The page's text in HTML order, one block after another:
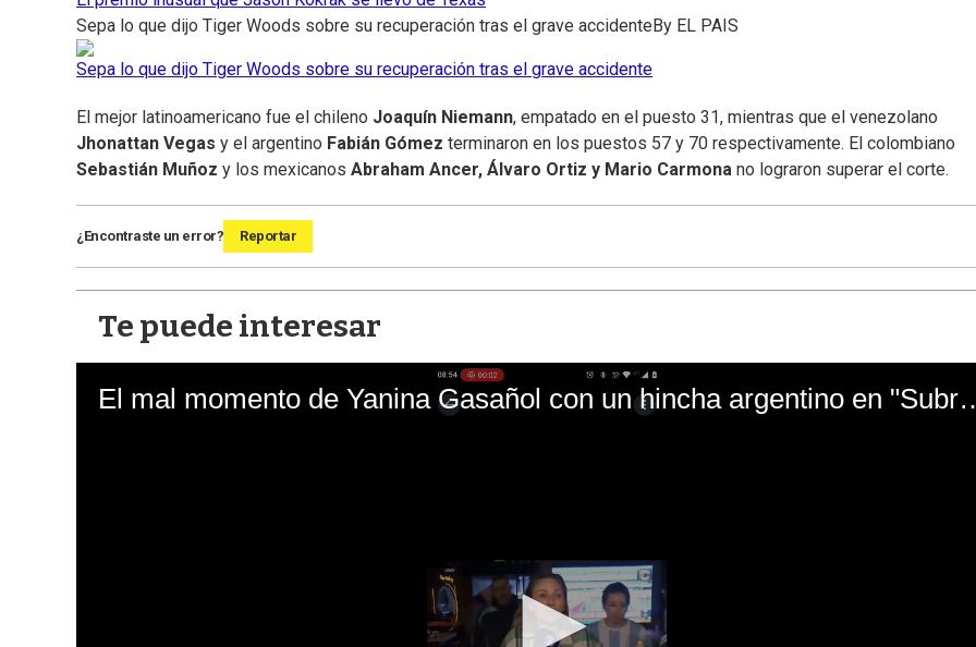
Sepa lo que dijo Tiger Woods sobre su recuperación tras el grave accidente By EL PAIS
Sepa lo que dijo Tiger Woods sobre su recuperación tras el grave accidente
El mejor latinoamericano fue el chileno Joaquín Niemann, empatado en el puesto 31, mientras que el venezolano
Jhonattan Vegas y el argentino Fabián Gómez terminaron en los puestos 57 y 70 respectivamente. El colombiano
Sebastián Muñoz y los mexicanos Abraham Ancer, Álvaro Ortiz y Mario Carmona no lograron superar el corte.
¿Encontraste un error? Reportar
Te puede interesar
El mal momento de